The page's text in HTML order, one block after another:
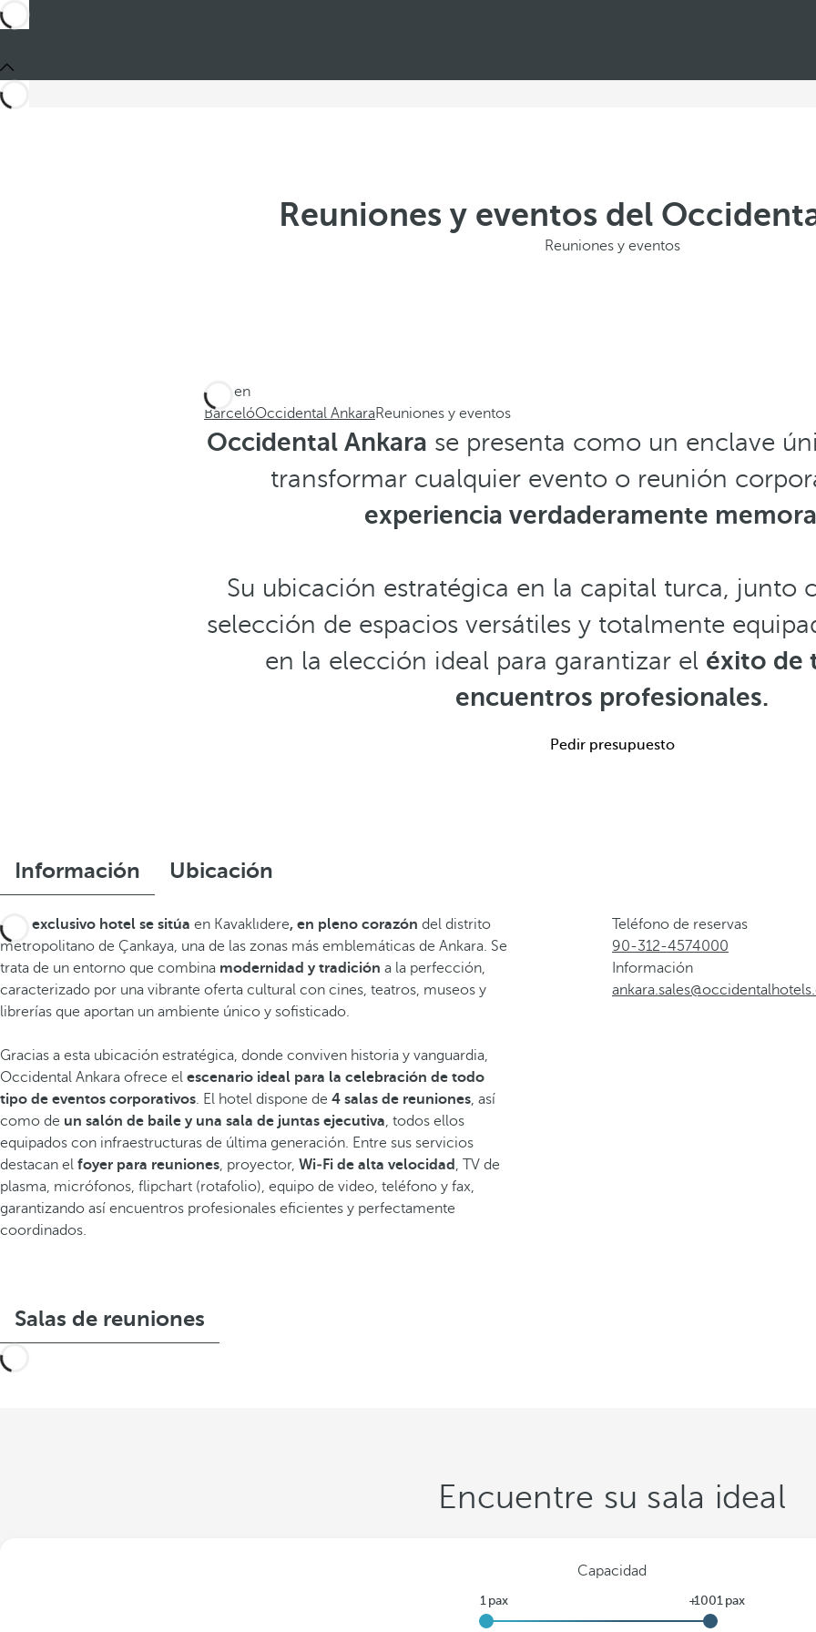
Reuniones y eventos del
Reuniones y eventos
Está en
BarcelóOccidental AnkaraReuniones y eventos
Occidental Ankara se presenta como un enclave
transformar cualquier evento o reunión
experiencia verdaderamente
Su ubicación estratégica en la capital turca, junto
selección de espacios versátiles y totalmente
en la elección ideal para garantizar el éxito de
encuentros profesionales.
Pedir presupuesto
Información Ubicación
Este exclusivo hotel se sitúa en Kavaklıdere, en pleno corazón del distrito
metropolitano de Çankaya, una de las zonas más emblemáticas de Ankara. Se
trata de un entorno que combina modernidad y tradición a la perfección,
caracterizado por una vibrante oferta cultural con cines, teatros, museos y
librerías que aportan un ambiente único y sofisticado.
Gracias a esta ubicación estratégica, donde conviven historia y vanguardia,
Occidental Ankara ofrece el escenario ideal para la celebración de todo
tipo de eventos corporativos. El hotel dispone de 4 salas de reuniones, así
como de un salón de baile y una sala de juntas ejecutiva, todos ellos
equipados con infraestructuras de última generación. Entre sus servicios
destacan el foyer para reuniones, proyector, Wi‑Fi de alta velocidad , TV de
plasma, micrófonos, flipchart (rotafolio), equipo de video, teléfono y fax,
garantizando así encuentros profesionales eficientes y perfectamente
coordinados.
Teléfono de reservas
90-312-4574000
Información
Salas de reuniones
Encuentre su sala ideal
Capacidad